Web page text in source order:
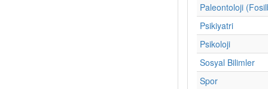
Paleontoloji
Psikiyatri
Psikoloji
Sosyal Bilimler
Spor